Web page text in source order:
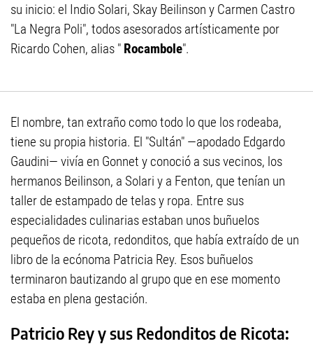
su inicio: el Indio Solari, Skay Beilinson y Carmen Castro
"La Negra Poli", todos asesorados artísticamente por
Ricardo Cohen, alias " Rocambole".
El nombre, tan extraño como todo lo que los rodeaba,
tiene su propia historia. El "Sultán" —apodado Edgardo
Gaudini— vivía en Gonnet y conoció a sus vecinos, los
hermanos Beilinson, a Solari y a Fenton, que tenían un
taller de estampado de telas y ropa. Entre sus
especialidades culinarias estaban unos buñuelos
pequeños de ricota, redonditos, que había extraído de un
libro de la ecónoma Patricia Rey. Esos buñuelos
terminaron bautizando al grupo que en ese momento
estaba en plena gestación.
Patricio Rey y sus Redonditos de Ricota: